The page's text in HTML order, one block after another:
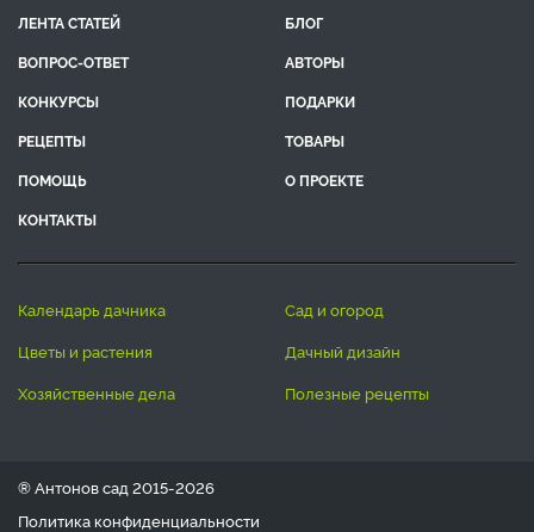
ЛЕНТА СТАТЕЙ
БЛОГ
ВОПРОС-ОТВЕТ
АВТОРЫ
КОНКУРСЫ
ПОДАРКИ
РЕЦЕПТЫ
ТОВАРЫ
ПОМОЩЬ
О ПРОЕКТЕ
КОНТАКТЫ
календарь дачника
сад и огород
цветы и растения
дачный дизайн
хозяйственные дела
полезные рецепты
® Антонов сад 2015-2026
Политика конфиденциальности